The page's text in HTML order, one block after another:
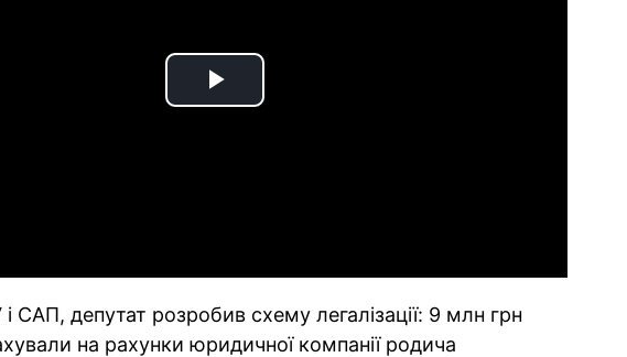
Play
САП, депутат розробив схему легалізації: 9 млн грн
на рахунки юридичної компанії родича